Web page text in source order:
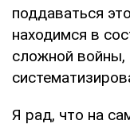
поддаваться
находимся в
сложной войны,
Я рад, что на